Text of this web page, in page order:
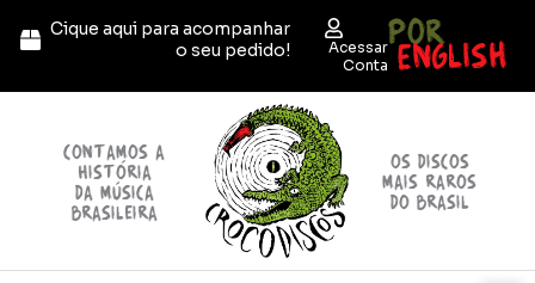
para
conteúdo
Cique aqui para acompanhar
o seu pedido!
Acessar
Conta
POR
ENGLISH
contamos a
história
da música
brasileira
OS discos
mais raros
do brasil